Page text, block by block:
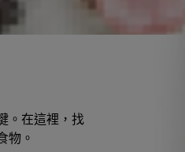
。在這裡，找
物。